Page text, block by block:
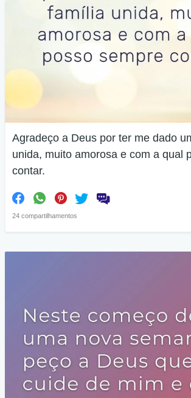
Agradeço a Deus por ter me dado
unida, muito amorosa e com a qual
contar.
24 compartilhamentos